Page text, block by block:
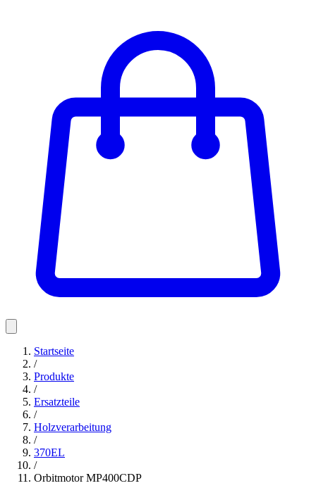
Startseite
/
Produkte
/
Ersatzteile
/
Holzverarbeitung
/
370EL
/
Orbitmotor MP400CDP